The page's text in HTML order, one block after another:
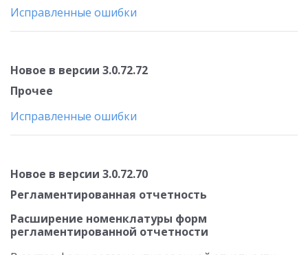
Исправленные ошибки
Новое в версии 3.0.72.72
Прочее
Исправленные ошибки
Новое в версии 3.0.72.70
Регламентированная отчетность
Расширение номенклатуры форм
регламентированной отчетности